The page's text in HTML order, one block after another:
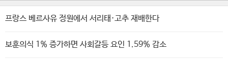
프랑스 베르사유 정원에서 서리태·고추 재배한다
보훈의식 1% 증가하면 사회갈등 요인 1.59% 감소